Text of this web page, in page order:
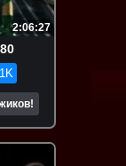
2:06:27